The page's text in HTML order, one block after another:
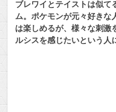
ブレワイとテイストは似て
ム。ポケモンが元々好きな
は楽しめるが、様々な刺激
ルシスを感じたいという人